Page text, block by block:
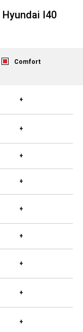
I40
Comfort
+
+
+
+
+
+
+
+
+